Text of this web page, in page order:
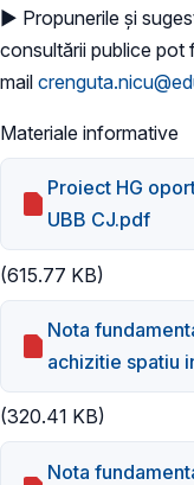
► Propunerile și
consultării publice pot
mail
Materiale informative
Proiect HG
UBB CJ.pdf
(615.77 KB)
Nota
achizitie spatiu
(320.41 KB)
Nota